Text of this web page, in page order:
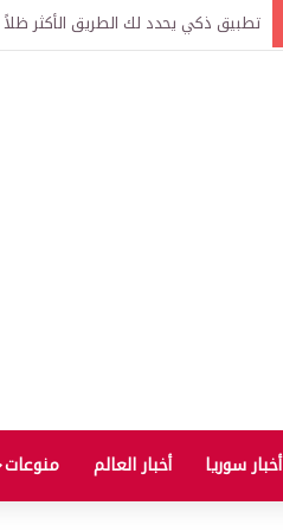
تركيا وسوريا توقعان اتفاقية لإنشاء
أخبار سوريا أخبار العالم منوعات